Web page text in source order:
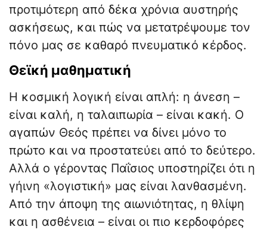
προτιμότερη από δέκα χρόνια αυστηρής
ασκήσεως, και πώς να μετατρέψουμε τον
πόνο μας σε καθαρό πνευματικό κέρδος.
Θεϊκή μαθηματική
Η κοσμική λογική είναι απλή: η άνεση –
είναι καλή, η ταλαιπωρία – είναι κακή. Ο
αγαπών Θεός πρέπει να δίνει μόνο το
πρώτο και να προστατεύει από το δεύτερο.
Αλλά ο γέροντας Παΐσιος υποστηρίζει ότι η
γήινη «λογιστική» μας είναι λανθασμένη.
Από την άποψη της αιωνιότητας, η θλίψη
και η ασθένεια – είναι οι πιο κερδοφόρες